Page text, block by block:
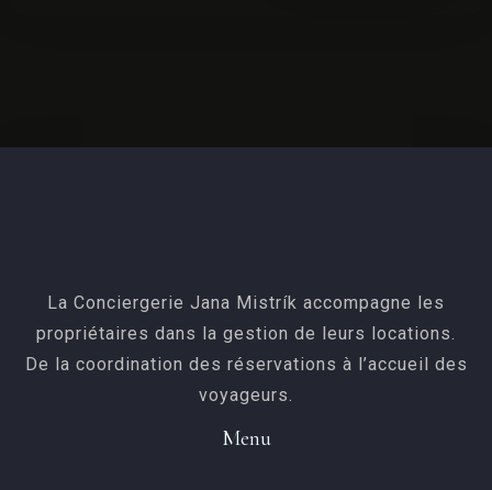
La Conciergerie Jana Mistrík accompagne les
propriétaires dans la gestion de leurs locations.
De la coordination des réservations à l’accueil des
voyageurs.
Menu